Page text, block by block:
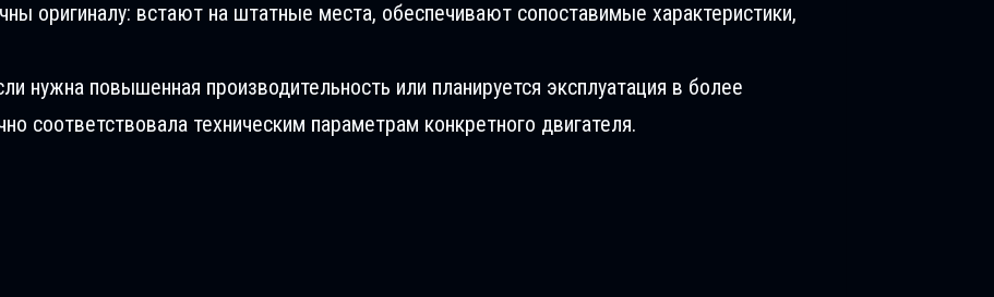
оригиналу: встают на штатные места, обеспечивают сопоставимые характеристики,
нужна повышенная производительность или планируется эксплуатация в более
соответствовала техническим параметрам конкретного двигателя.